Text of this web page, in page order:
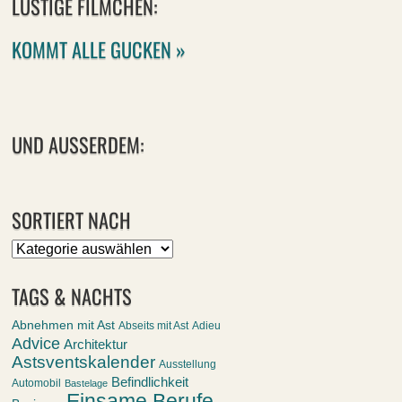
KOMMT ALLE GUCKEN »
UND AUSSERDEM:
SORTIERT NACH
Sortiert
TAGS & NACHTS
Abnehmen mit Ast Abseits mit Ast Adieu
Advice Architektur
Astsventskalender Ausstellung
Automobil Bastelage Befindlichkeit